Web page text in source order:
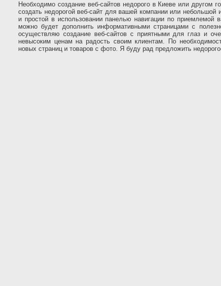
Необходимо создание веб-сайтов недорого в Киеве или другом
создать недорогой веб-сайт для вашей компании или небольшой
и простой в использовании панелью навигации по приемлемой
можно будет дополнить информативными страницами с
осуществляю создание веб-сайтов с приятными для глаз и
невысоким ценам на радость своим клиентам. По
новых страниц и товаров с фото. Я буду рад предложить